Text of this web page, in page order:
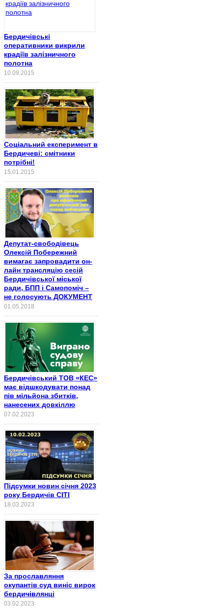
Бердичівські
оперативники викрили
крадіїв залізничного
полотна
10.09.2015
Соціальний експеримент в
Бердичеві: смітники
потрібні!
15.01.2015
Депутат-свободівець
Олексій Побережний
вимагає запровадити он-
лайн трансляцію сесій
Бердичівської міської
ради, БПП і Самопоміч –
не голосують ДОКУМЕНТ
01.05.2018
Бердичівський ТОВ «КЕС»
має відшкодувати понад
пів мільйона збитків,
нанесених довкіллю
07.02.2023
Підсумки новин січня 2023
року Бердичів СІТІ
18.03.2023
За прославляння
окупантів суд виніс вирок
бердичівлянці
03.02.2023